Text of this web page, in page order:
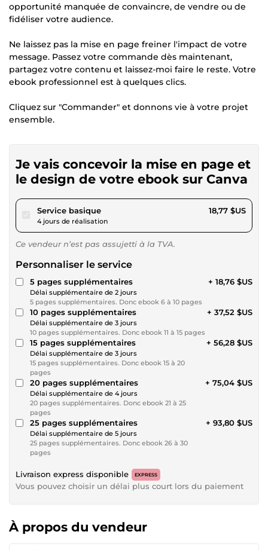
opportunité manquée de convaincre, de vendre ou de
fidéliser votre audience.
Ne laissez pas la mise en page freiner l'impact de votre
message. Passez votre commande dès maintenant,
partagez votre contenu et laissez-moi faire le reste. Votre
ebook professionnel est à quelques clics.
Cliquez sur "Commander" et donnons vie à votre projet
ensemble.
Je vais concevoir la mise en page et
le design de votre ebook sur Canva
Service basiquepour 17,29 $US
4 jours de réalisation
18,77 $US
Ce vendeur n’est pas assujetti à la TVA.
Personnaliser le service
5 pages supplémentaires
Délai supplémentaire de 2 jours
5 pages supplémentaires. Donc ebook 6 à 10 pages
+ 18,76 $US
10 pages supplémentaires
Délai supplémentaire de 3 jours
10 pages supplémentaires. Donc ebook 11 à 15 pages
+ 37,52 $US
15 pages supplémentaires
Délai supplémentaire de 3 jours
15 pages supplémentaires. Donc ebook 15 à 20
pages
+ 56,28 $US
20 pages supplémentaires
Délai supplémentaire de 4 jours
20 pages supplémentaires. Donc ebook 21 à 25
pages
+ 75,04 $US
25 pages supplémentaires
Délai supplémentaire de 5 jours
25 pages supplémentaires. Donc ebook 26 à 30
pages
+ 93,80 $US
Livraison express disponible EXPRESS
Vous pouvez choisir un délai plus court lors du paiement
À propos du vendeur